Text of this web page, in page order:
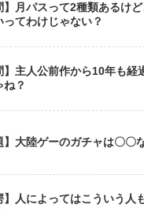
】月パスって2種類あるけ
ってわけじゃない？
】主人公前作から10年も経
ね？
】大陸ゲーのガチャは〇〇
】人によってはこういう人